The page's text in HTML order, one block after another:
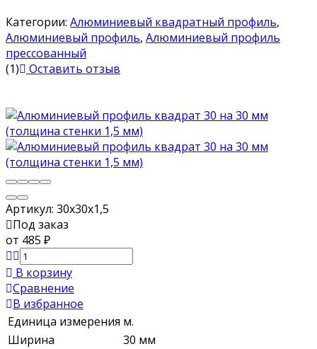
Категории: Алюминиевый квадратный профиль,
Алюминиевый профиль, Алюминиевый профиль
прессованный
(1)
Оставить отзыв
Артикул: 30х30х1,5
Под заказ
от 485 ₽
В корзину
Сравнение
В избранное
Единица измерения м.
Ширина
30 мм